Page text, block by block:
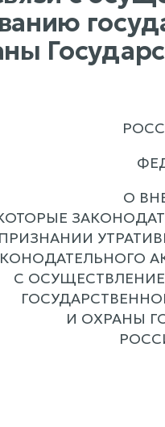
О
С
И ОХРАНЫ